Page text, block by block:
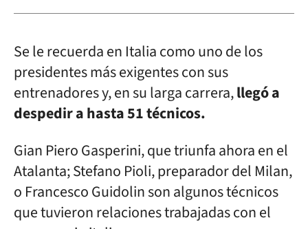
Se le recuerda en Italia como uno de los
presidentes más exigentes con sus
entrenadores y, en su larga carrera,llegó a
despedir a hasta 51 técnicos.
Gian Piero Gasperini, que triunfa ahora en el
Atalanta; Stefano Pioli, preparador del Milan,
o Francesco Guidolin son algunos técnicos
que tuvieron relaciones trabajadas con el